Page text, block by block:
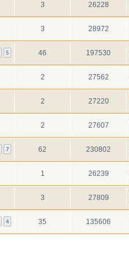
3 26228
3 28972
5 46 197530
2 27562
2 27220
2 27607
7 62 230802
1 26239
3 27809
4 35 135606